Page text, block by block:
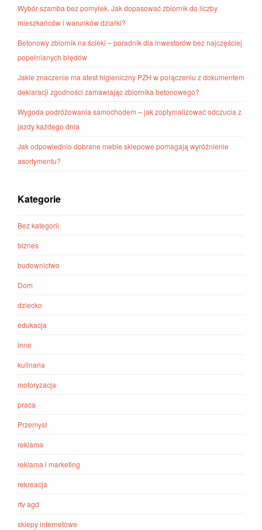
Wybór szamba bez pomyłek. Jak dopasować zbiornik do liczby
mieszkańców i warunków działki?
Betonowy zbiornik na ścieki – poradnik dla inwestorów bez najczęściej
popełnianych błędów
Jakie znaczenie ma atest higieniczny PZH w połączeniu z dokumentem
deklaracji zgodności zamawiając zbiornika betonowego?
Wygoda podróżowania samochodem – jak zoptymalizować odczucia z
jazdy każdego dnia
Jak odpowiednio dobrane meble sklepowe pomagają wyróżnienie
asortymentu?
Kategorie
Bez kategorii
biznes
budownictwo
Dom
dziecko
edukacja
inne
kulinaria
motoryzacja
praca
Przemysł
reklama
reklama i marketing
rekreacja
rtv agd
sklepy internetowe